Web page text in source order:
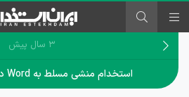
۳ سال پیش
استخدام منشی مسلط به Word در رستوران فودینو